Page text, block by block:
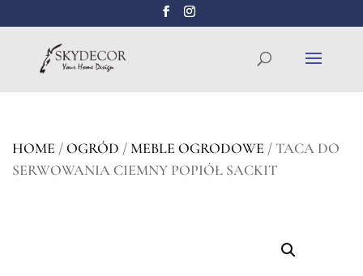
HOME /OGRÓD /MEBLE OGRODOWE / TACA DO
SERWOWANIA CIEMNY POPIÓŁ SACKIT